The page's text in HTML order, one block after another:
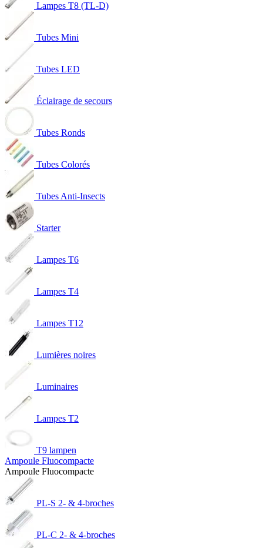
Lampes T8 (TL-D)
Tubes Mini
Tubes LED
Éclairage de secours
Tubes Ronds
Tubes Colorés
Tubes Anti-Insects
Starter
Lampes T6
Lampes T4
Lampes T12
Lumières noires
Luminaires
Lampes T2
T9 lampen
Ampoule Fluocompacte
Ampoule Fluocompacte
PL-S 2- & 4-broches
PL-C 2- & 4-broches